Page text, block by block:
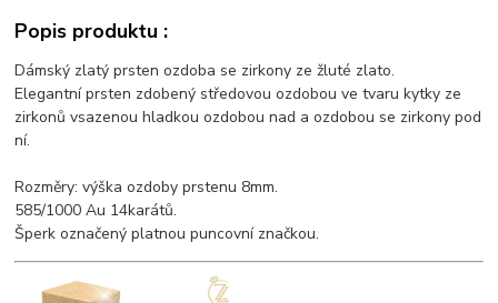
Popis produktu :
Dámský zlatý prsten ozdoba se zirkony ze žluté zlato.
Elegantní prsten zdobený středovou ozdobou ve tvaru kytky ze
zirkonů vsazenou hladkou ozdobou nad a ozdobou se zirkony pod
ní.
Rozměry: výška ozdoby prstenu 8mm.
585/1000 Au 14karátů.
Šperk označený platnou puncovní značkou.